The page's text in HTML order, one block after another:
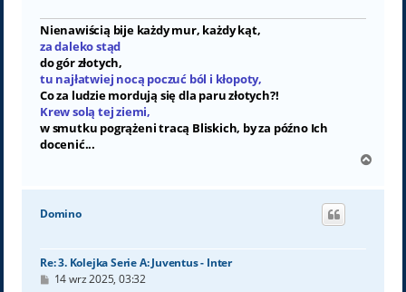
Nienawiścią bije każdy mur, każdy kąt,
za daleko stąd
do gór złotych,
tu najłatwiej nocą poczuć ból i kłopoty,
Co za ludzie mordują się dla paru złotych?!
Krew solą tej ziemi,
w smutku pogrążeni tracą Bliskich, by za późno Ich
docenić...
g
Domino
Re: 3. Kolejka Serie A: Juventus - Inter
P14 wrz 2025, 03:32